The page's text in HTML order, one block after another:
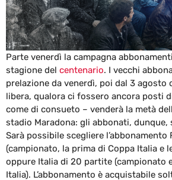
Parte venerdì la campagna
stagione del centenario. I vecchi
prelazione da venerdì, poi dal 3 agosto
libera, qualora ci fossero ancora posti
come di consueto – venderà la metà
stadio Maradona: gli abbonati, dunque,
Sarà possibile scegliere
(campionato, la prima di Coppa Italia e
oppure Italia di 20 partite (campionato
Italia). L’abbonamento è acquistabile